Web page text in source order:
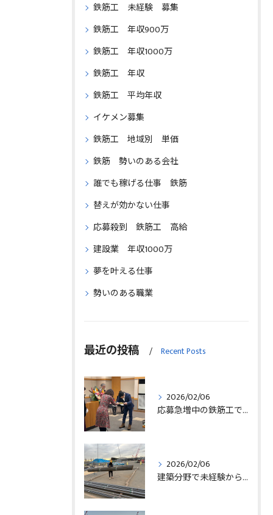
鉄筋工 未経験 募集
鉄筋工 年収900万
鉄筋工 年収1000万
鉄筋工 年収
鉄筋工 平均年収
イケメン募集
鉄筋工 地域別 単価
鉄筋 勢いのある会社
誰でも稼げる仕事 鉄筋
替えが効かない仕事
応募殺到 鉄筋工 高給
建設業 年収1000万
夢を叶える仕事
勢いのある職業
最近の投稿 Recent Posts
2026/02/06
応募急増中の鉄筋工で高給を目指す方法徹底解説埼玉県三郷市版
2026/02/06
建築分野で未経験から始める求人探しと三郷市で正社員就職の秘訣